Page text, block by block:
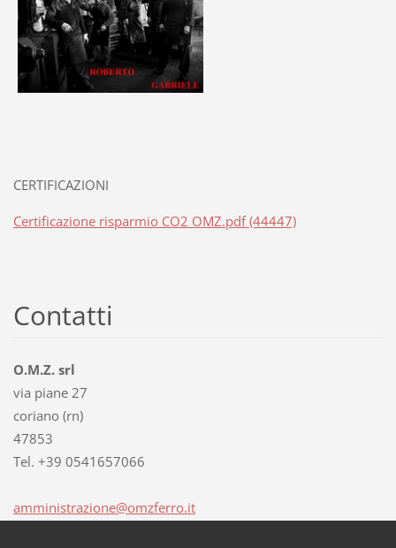
CERTIFICAZIONI
Certificazione risparmio CO2 OMZ.pdf (44447)
Contatti
O.M.Z. srl
via piane 27
coriano (rn)
47853
Tel. +39 0541657066
amministrazione@omzferro.it